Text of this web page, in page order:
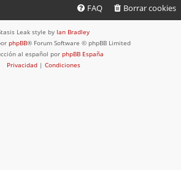
Borrar cookies
FAQ
Leak style by Ian Bradley
phpBB® Forum Software © phpBB Limited
al español por phpBB España
Privacidad | Condiciones